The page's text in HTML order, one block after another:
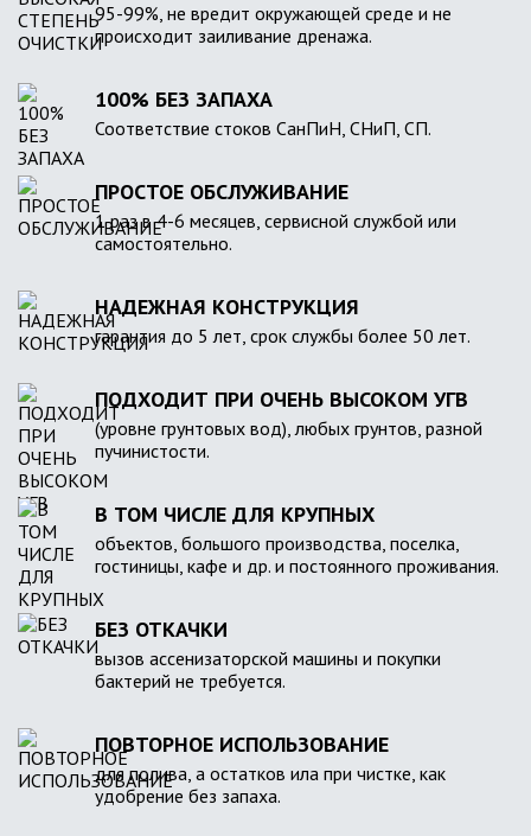
95-99%, не вредит окружающей среде и не
происходит заиливание дренажа.
100% БЕЗ ЗАПАХА
Соответствие стоков СанПиН, СНиП, СП.
ПРОСТОЕ ОБСЛУЖИВАНИЕ
1 раз в 4-6 месяцев, сервисной службой или
самостоятельно.
НАДЕЖНАЯ КОНСТРУКЦИЯ
гарантия до 5 лет, срок службы более 50 лет.
ПОДХОДИТ ПРИ ОЧЕНЬ ВЫСОКОМ УГВ
(уровне грунтовых вод), любых грунтов, разной
пучинистости.
В ТОМ ЧИСЛЕ ДЛЯ КРУПНЫХ
объектов, большого производства, поселка,
гостиницы, кафе и др. и постоянного проживания.
БЕЗ ОТКАЧКИ
вызов ассенизаторской машины и покупки
бактерий не требуется.
ПОВТОРНОЕ ИСПОЛЬЗОВАНИЕ
для полива, а остатков ила при чистке, как
удобрение без запаха.